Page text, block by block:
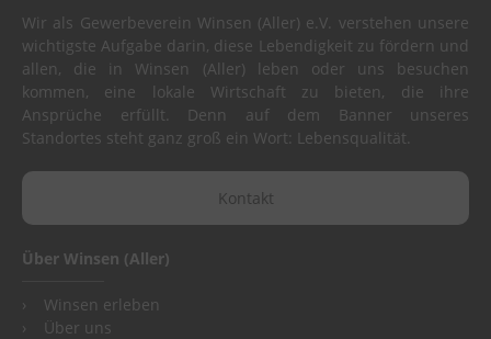
Wir als Gewerbeverein Winsen (Aller) e.V. verstehen unsere
wichtigste Aufgabe darin, diese Lebendigkeit zu fördern und
allen, die in Winsen (Aller) leben oder uns besuchen
kommen, eine lokale Wirtschaft zu bieten, die ihre
Ansprüche erfüllt. Denn auf dem Banner unseres
Standortes steht ganz groß ein Wort: Lebensqualität.
Kontakt
Über Winsen (Aller)
Winsen erleben
Über uns